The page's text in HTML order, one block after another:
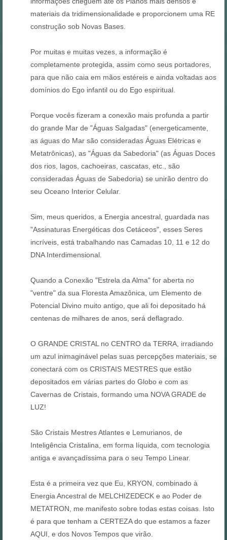
materiais da tridimensionalidade e proporcionem uma RE
construção sob Novas Bases.
Por muitas e muitas vezes, a informação é
completamente protegida, assim como seus portadores,
para que não caia em mãos estéreis e ainda voltadas aos
domínios do Ego infantil ou do Ego espiritual.
Porque vocês fizeram a conexão mais profunda a partir
do grande Mar de "Águas Salgadas" (energeticamente,
as águas do Mar são consideradas Águas Elétricas e
Metatrônicas), as "Águas da Sabedoria" (as Águas Doces
dos rios, lagos, cachoeiras, cascatas, etc., são
consideradas Águas de Sabedoria) se unirão dentro do
seu Oceano Interior Celular.
Sim, meus queridos, a Energia ancestral, guardada nas
"Assinaturas Energéticas dos Cetáceos", esses Seres
incríveis, está trabalhando nas Camadas 10, 11 e 12 do
DNA Interdimensional.
Quando a Conexão "Estrela da Alma" for aberta no
"ventre" da sua Floresta Amazônica, um Elemento de
Potencial Divino muito antigo, que ali foi depositado há
centenas de milhares de anos, será deflagrado.
O GRANDE CRISTAL no CENTRO da TERRA, irradiando
um azul inimaginável pelas suas percepções materiais, se
conectará com os CRISTAIS MESTRES que estão
depositados em várias partes do Globo e com as
Cavernas de Cristais, formando uma NOVA GRADE de
LUZ!
São Cristais Mestres Atlantes e Lemurianos, de
Inteligência Cristalina, em forma líquida, com tecnologia
antiga e avançadíssima para o seu Tempo Linear.
Esta é a primeira vez que Eu, KRYON, combinado à
Energia Ancestral de MELCHIZEDECK e ao Poder de
METATRON, me manifesto sobre todas estas coisas. Isto
é para que tenham a CERTEZA do que estamos a fazer
AQUI, e dos Novos Tempos que virão.